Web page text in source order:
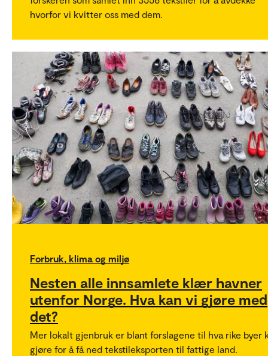
hvorfor vi kvitter oss med dem.
Forbruk, klima og miljø
Nesten alle innsamlete klær havner
utenfor Norge. Hva kan vi gjøre med
det?
Mer lokalt gjenbruk er blant forslagene til hva rike byer
gjøre for å få ned tekstileksporten til fattige land.